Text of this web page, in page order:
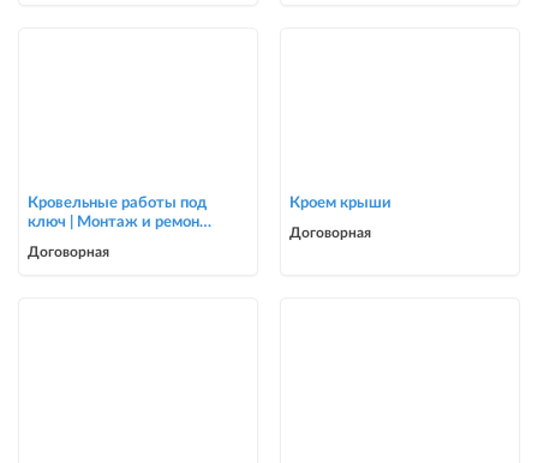
Кровельные работы под
ключ | Монтаж и ремонт
Договорная
Кроем крыши
Договорная